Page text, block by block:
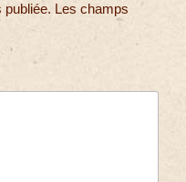
publiée. Les champs